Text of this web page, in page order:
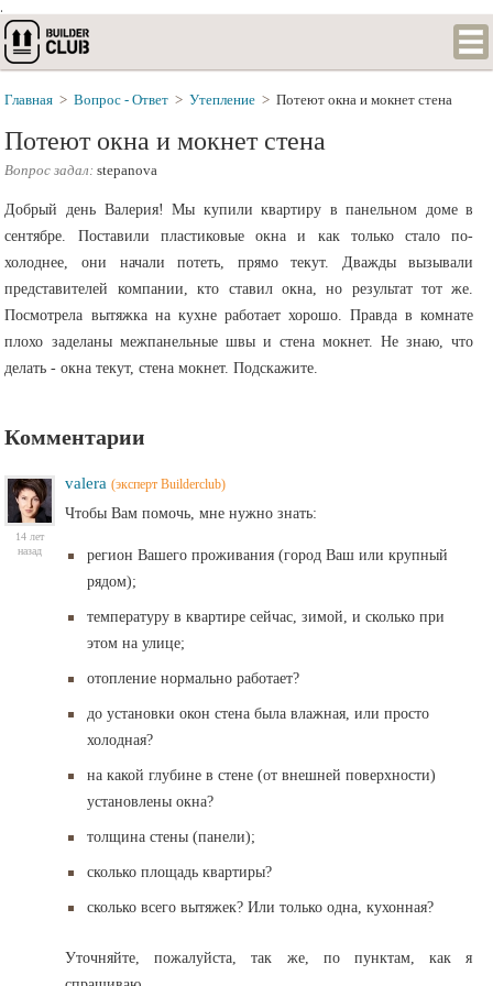
.
Главная > Вопрос - Ответ > Утепление > Потеют окна и мокнет стена
Потеют окна и мокнет стена
Вопрос задал: stepanova
Добрый день Валерия! Мы купили квартиру в панельном доме в
сентябре. Поставили пластиковые окна и как только стало по-
холоднее, они начали потеть, прямо текут. Дважды вызывали
представителей компании, кто ставил окна, но результат тот же.
Посмотрела вытяжка на кухне работает хорошо. Правда в комнате
плохо заделаны межпанельные швы и стена мокнет. Не знаю, что
делать - окна текут, стена мокнет. Подскажите.
Комментарии
14 лет
назад
valera (эксперт Builderclub)
Чтобы Вам помочь, мне нужно знать:
регион Вашего проживания (город Ваш или крупный
рядом);
температуру в квартире сейчас, зимой, и сколько при
этом на улице;
отопление нормально работает?
до установки окон стена была влажная, или просто
холодная?
на какой глубине в стене (от внешней поверхности)
установлены окна?
толщина стены (панели);
сколько площадь квартиры?
сколько всего вытяжек? Или только одна, кухонная?
Уточняйте, пожалуйста, так же, по пунктам, как я